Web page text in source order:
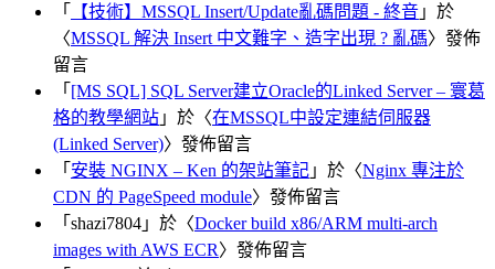
「
【技術】MSSQL Insert/Update亂碼問題 - 終音 」於
〈MSSQL 解決 Insert 中文難字、造字出現 ? 亂碼〉發佈
留言
「 [MS SQL] SQL Server建立Oracle的Linked Server – 寰葛
格的教學網站 」於〈在MSSQL中設定連結伺服器
(Linked Server)〉發佈留言
「 安裝 NGINX – Ken 的架站筆記 」於〈Nginx 專注於
CDN 的 PageSpeed module〉發佈留言
「 shazi7804 」於〈Docker build x86/ARM multi-arch
images with AWS ECR〉發佈留言